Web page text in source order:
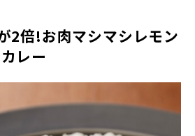
2倍!お肉マシマシレモン
レー